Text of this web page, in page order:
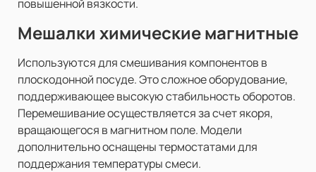
повышенной вязкости.
Мешалки химические магнитные
Используются для смешивания компонентов в
плоскодонной посуде. Это сложное оборудование,
поддерживающее высокую стабильность оборотов.
Перемешивание осуществляется за счет якоря,
вращающегося в магнитном поле. Модели
дополнительно оснащены термостатами для
поддержания температуры смеси.